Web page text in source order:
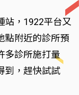
站，1922平台又
點附近的診所預
多診所施打量
到，趕快試試